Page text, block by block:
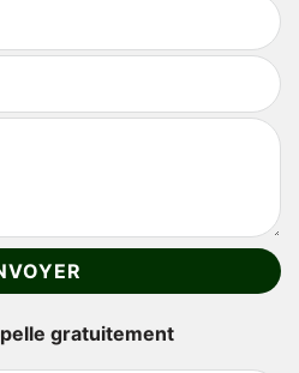
gratuitement